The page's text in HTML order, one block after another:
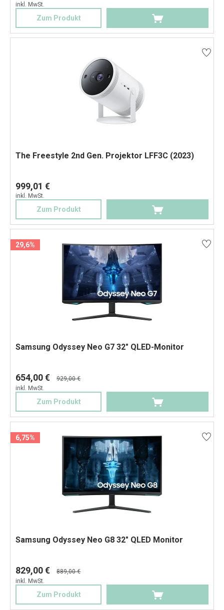
inkl. MwSt.
Zum Produkt
The Freestyle 2nd Gen. Projektor LFF3C (2023)
999,01 €
inkl. MwSt.
Zum Produkt
29,6%
Samsung Odyssey Neo G7 32" QLED-Monitor
654,00 €
929,00 €
inkl. MwSt.
Zum Produkt
6,75%
Samsung Odyssey Neo G8 32" QLED Monitor
829,00 €
889,00 €
inkl. MwSt.
Zum Produkt